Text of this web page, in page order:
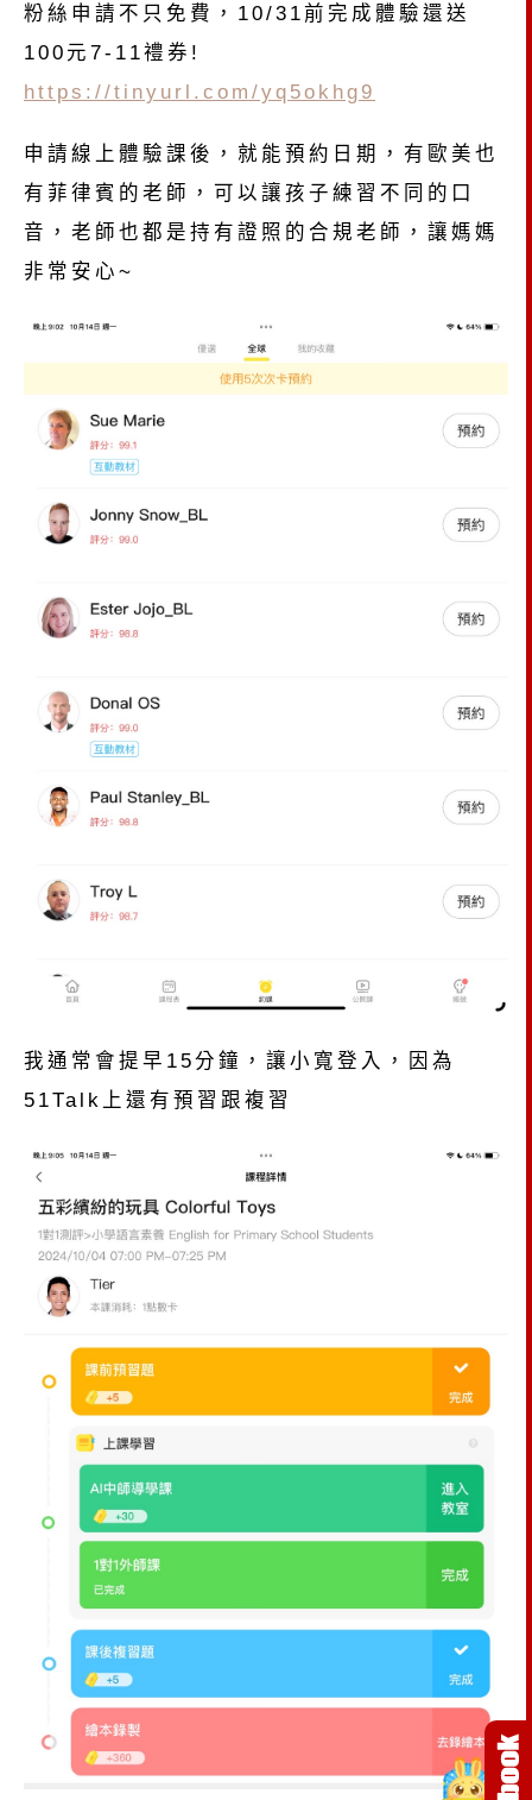
粉絲申請不只免費，10/31前完成體驗還送
100元7-11禮券!
https://tinyurl.com/yq5okhg9
申請線上體驗課後，就能預約日期，有歐美也
有菲律賓的老師，可以讓孩子練習不同的口
音，老師也都是持有證照的合規老師，讓媽媽
非常安心~
我通常會提早15分鐘，讓小寬登入，因為
51Talk上還有預習跟複習